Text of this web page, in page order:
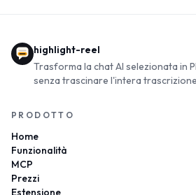
highlight-reel
Trasforma la chat AI selezionata in
senza trascinare l'intera
PRODOTTO
Home
Funzionalità
MCP
Prezzi
Estensione